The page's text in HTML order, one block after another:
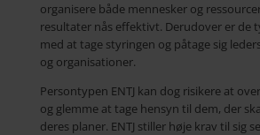
organisere både mennesker og
resultater nås effektivt. Derudover er de
med at tage styringen og påtage sig
og organisationer.
Persontypen ENTJ kan dog risikere at
og glemme at tage hensyn til dem, der
deres planer. ENTJ stiller høje krav til sig